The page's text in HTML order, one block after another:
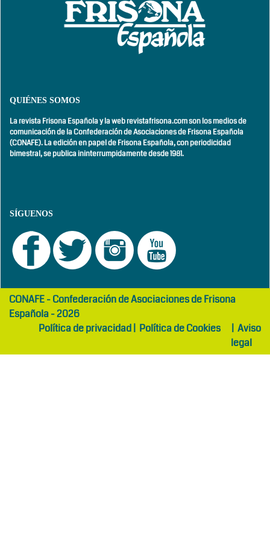
QUIÉNES SOMOS
La revista Frisona Española y la web revistafrisona.com son los medios de
comunicación de la Confederación de Asociaciones de Frisona Española
(CONAFE). La edición en papel de Frisona Española, conperiodicidad
bimestral,se publica ininterrumpidamente desde 1981.
SÍGUENOS
girls
abaya
maltepe
otelCONAFE - Confederación de Asociaciones de Frisona
Española - 2026
Política de privacidad| Política de Cookies | Aviso
legal